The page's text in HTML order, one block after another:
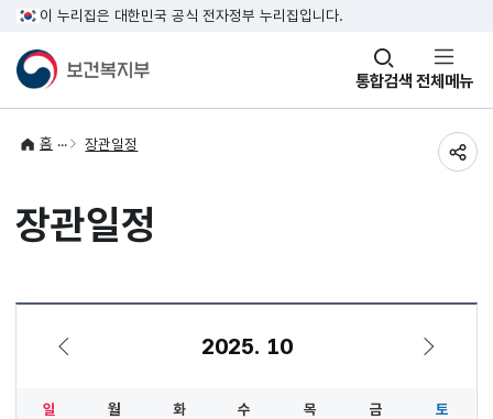
이 누리집은 대한민국 공식 전자정부 누리집입니다.
통합검색
창
열기 전체메뉴
홈 장관일정
장관일정
2025. 10
일 월 화 수 목 금 토